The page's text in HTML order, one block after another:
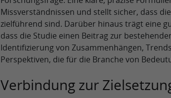
Missverständnissen und stellt sicher, dass
zielführend sind. Darüber hinaus trägt eine
dass die Studie einen Beitrag zur
Identifizierung von Zusammenhängen,
Perspektiven, die für die Branche von
Verbindung zur